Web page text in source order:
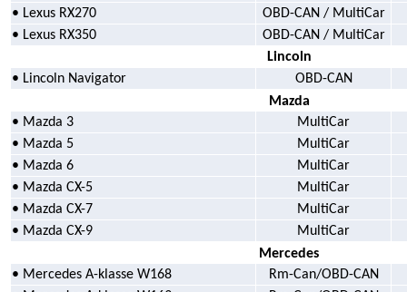
• Lexus RX270
OBD-CAN / MultiCar
• Lexus RX350
OBD-CAN / MultiCar
Lincoln
• Lincoln Navigator
OBD-CAN
Mazda
• Mazda 3
MultiCar
• Mazda 5
MultiCar
• Mazda 6
MultiCar
• Mazda CX-5
MultiCar
• Mazda CX-7
MultiCar
• Mazda CX-9
MultiCar
Mercedes
• Mercedes A-klasse W168
Rm-Can/OBD-CAN